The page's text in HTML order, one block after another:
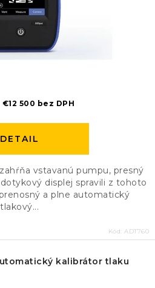
500 bez DPH
DETAIL
vstavanú pumpu, presný
displej spravili z tohoto
a plne automatický
tlakový...
Kód: ADT760
kalibrátor tlaku